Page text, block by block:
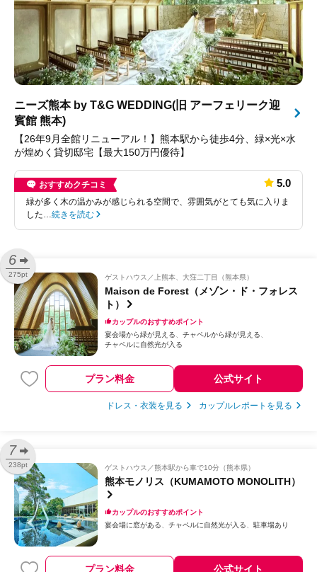
ニーズ熊本 by T&G WEDDING(旧 アーフェリーク迎
賓館 熊本)
【26年9月全館リニューアル！】熊本駅から徒歩4分、緑×光×水
が煌めく貸切邸宅【最大150万円優待】
おすすめクチコミ 5.0
緑が多く木の温かみが感じられる空間で、雰囲気がとても気に入りま
した… 続きを読む
6
275pt ゲストハウス 上熊本、大窪二丁目（熊本県）
Maison de Forest（メゾン・ド・フォレス
ト）
カップルのおすすめポイント
宴会場から緑が見える
チャペルから緑が見える
チャペルに自然光が入る
プラン料金 公式サイト
ドレス・衣装を見る カップルレポートを見る
7
238pt ゲストハウス 熊本駅から車で10分（熊本県）
熊本モノリス（KUMAMOTO MONOLITH）
カップルのおすすめポイント
宴会場に窓がある
チャペルに自然光が入る 駐車場あり
プラン料金 公式サイト